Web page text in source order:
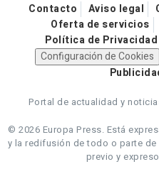
Contacto Aviso legal
Oferta de servicios
Política de Privacidad
Configuración de Cookies
Portal de actualidad y
© 2026 Europa Press. Está
y la redifusión de todo o parte
previo y